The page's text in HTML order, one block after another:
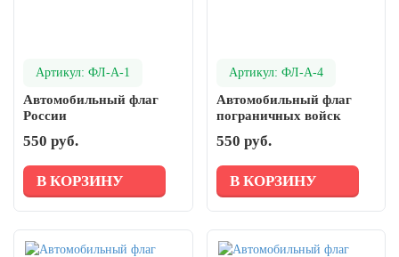
Артикул: ФЛ-А-1
Автомобильный флаг
России
550 руб.
В КОРЗИНУ
Артикул: ФЛ-А-4
Автомобильный флаг
пограничных войск
550 руб.
В КОРЗИНУ